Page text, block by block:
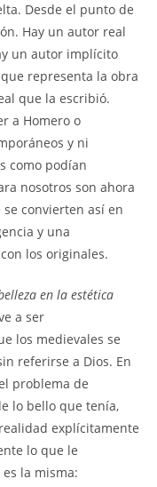
Desde el punto de
Hay un autor real
un autor implícito
representa la obra
que la escribió.
a Homero o
y ni
como podían
nosotros son ahora
convierten así en
y una
los originales.
en la estética
a ser
los medievales se
referirse a Dios. En
problema de
lo bello que tenía,
explícitamente
lo que le
la misma: